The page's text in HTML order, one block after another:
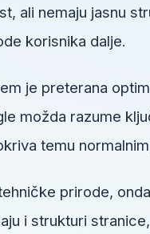
ali nemaju jasnu
korisnika dalje.
je preterana
možda razume
temu
prirode,
i strukturi